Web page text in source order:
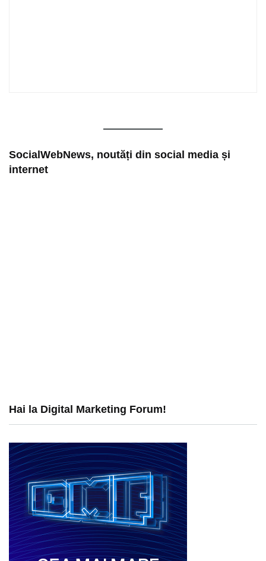
SocialWebNews, noutăți din social media și
internet
Hai la Digital Marketing Forum!